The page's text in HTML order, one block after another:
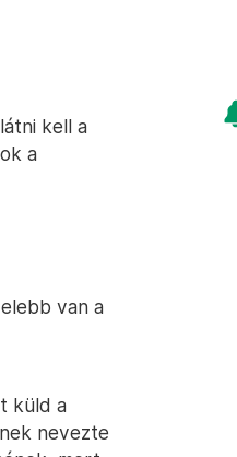
kell a
a
van a
küld a
nevezte